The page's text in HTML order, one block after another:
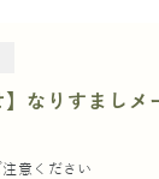
】なりすましメ
意ください